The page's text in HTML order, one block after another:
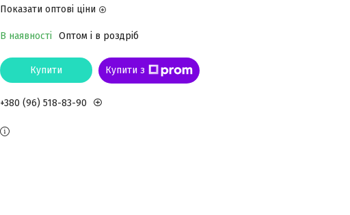
Показати оптові ціни
В наявності Оптом і в роздріб
Купити Купити з
+380 (96) 518-83-90